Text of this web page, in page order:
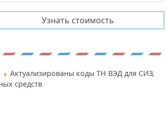
Актуализированы коды ТН ВЭД для СИЗ,
средств